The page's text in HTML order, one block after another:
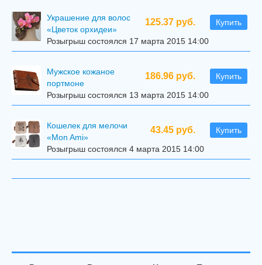
125.37 руб. Купить
Украшение для волос
«Цветок орхидеи»
Розыгрыш состоялся 17 марта 2015 14:00
186.96 руб. Купить
Мужское кожаное
портмоне
Розыгрыш состоялся 13 марта 2015 14:00
43.45 руб. Купить
Кошелек для мелочи
«Mon Ami»
Розыгрыш состоялся 4 марта 2015 14:00